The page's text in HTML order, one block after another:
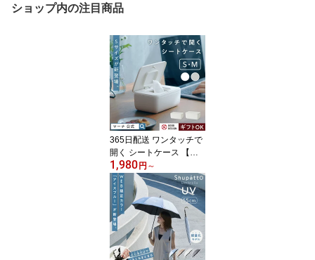
ショップ内の注目商品
365日配送 ワンタッチで
開く シートケース 【マ
ーナ公式】ウェットティ
ッシュケース ウェットシ
ート ホルダー おしゃれ
かわいい ワンプッシュ
蓋 ふた付き ミニサイズ
乾燥防止 密閉 保存容器
収納 おしりふき トイレ
掃除シート 手口ふき 便
1,980 円 ～